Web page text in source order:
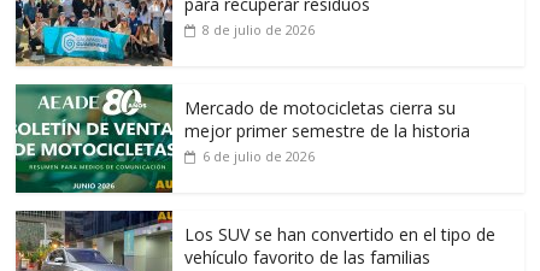
8 de julio de 2026
Mercado de motocicletas cierra su
mejor primer semestre de la historia
6 de julio de 2026
Los SUV se han convertido en el tipo de
vehículo favorito de las familias